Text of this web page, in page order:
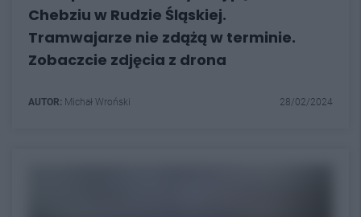
Chebziu w Rudzie Śląskiej.
Tramwajarze nie zdążą w terminie.
Zobaczcie zdjęcia z drona
AUTOR: Michał Wroński 28/02/2024